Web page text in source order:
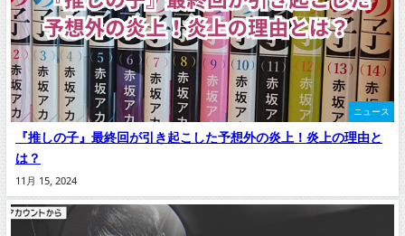
ニュース
『推しの子』最終回が引き起こした予想外の炎上！炎上の理由と
は？
11月 15, 2024